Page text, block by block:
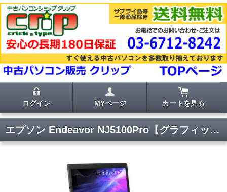
ログイン MYページ カートを見る
エプソン Endeavor NJ5100Pro【グラフィックチップ搭載・メモリ増量・無線LAN】